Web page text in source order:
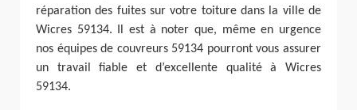
réparation des fuites sur votre toiture dans la ville de
Wicres 59134. Il est à noter que, même en urgence
nos équipes de couvreurs 59134 pourront vous assurer
un travail fiable et d’excellente qualité à Wicres
59134.